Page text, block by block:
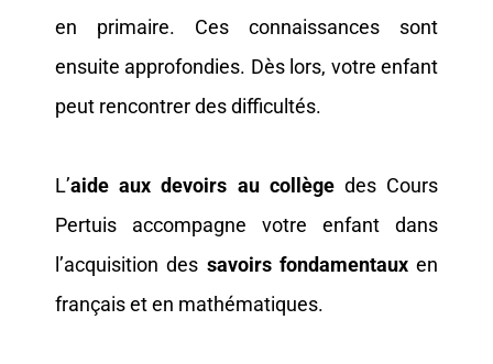
en primaire. Ces connaissances sont
ensuite approfondies. Dès lors, votre enfant
peut rencontrer des difficultés.
L’aide aux devoirs au collègedes Cours
Pertuis accompagne votre enfant dans
l’acquisition des savoirs fondamentauxen
français et en mathématiques.